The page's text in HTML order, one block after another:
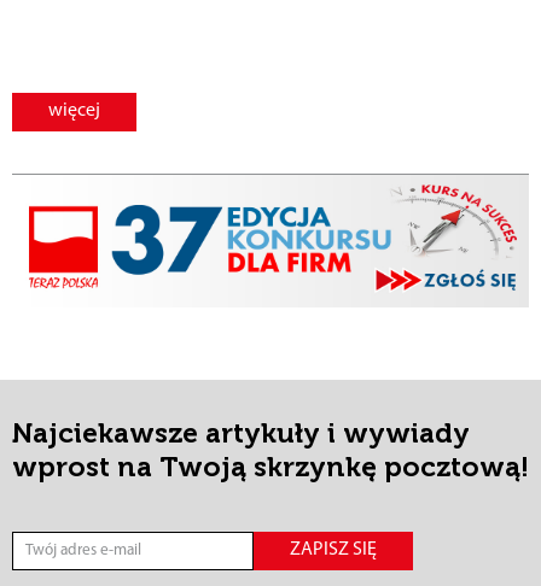
więcej
Najciekawsze artykuły i wywiady
wprost na Twoją skrzynkę pocztową!
ZAPISZ SIĘ